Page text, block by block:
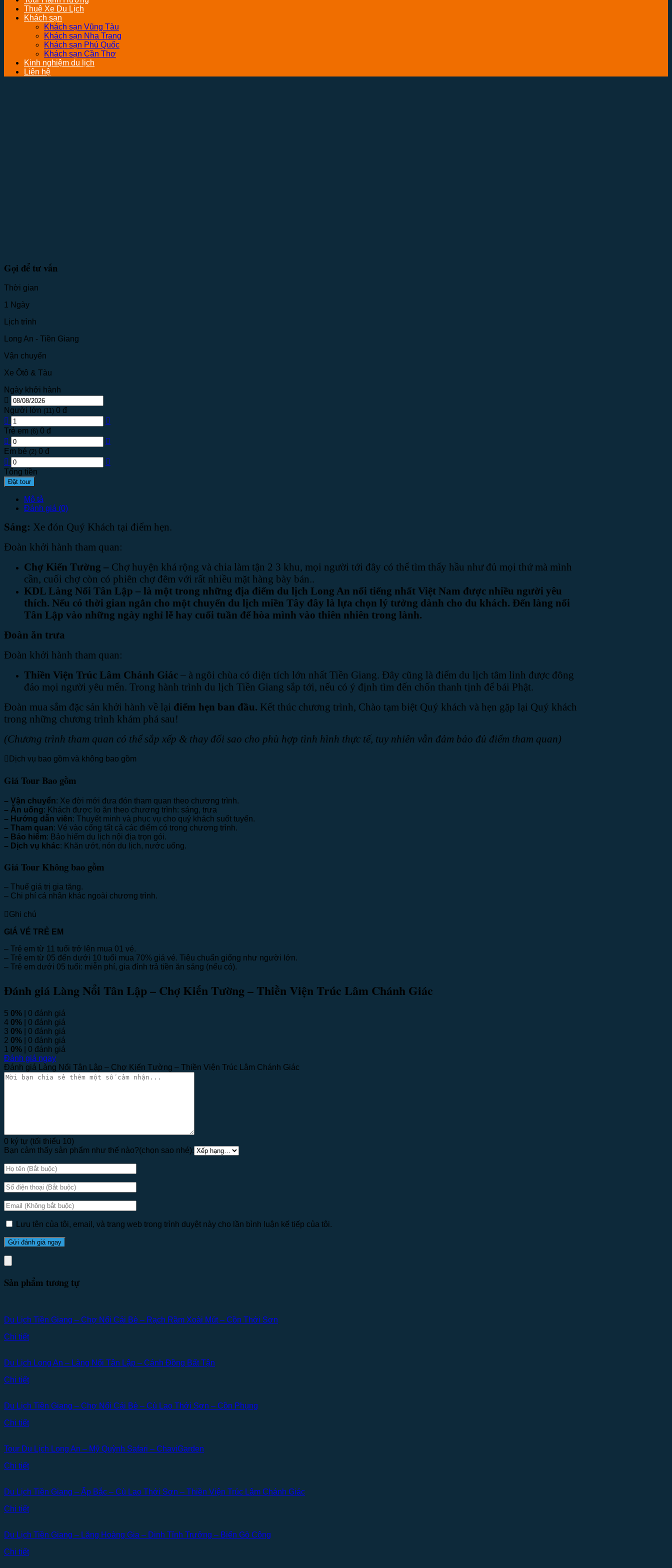
Thuê Xe Du Lịch
Khách sạn
Khách sạn Vũng Tàu
Khách sạn Nha Trang
Khách sạn Phú Quốc
Khách sạn Cần Thơ
Kinh nghiệm du lịch
Liên hệ
Gọi để tư vấn
Thời gian
1 Ngày
Lịch trình
Long An - Tiền Giang
Vận chuyển
Xe Ôtô & Tàu
Ngày khởi hành
Người lớn (11) 0 đ
Trẻ em (6) 0 đ
Em bé (2) 0 đ
Tổng tiền
Đặt tour
Mô tả
Đánh giá (0)
Sáng: Xe đón Quý Khách tại điểm hẹn.
Đoàn khởi hành tham quan:
Chợ Kiến Tường – Chợ huyện khá rộng và chia làm tận 2 3 khu, mọi người tới đây có thể tìm thấy hầu như đủ mọi thứ mà mình
cần, cuối chợ còn có phiên chợ đêm với rất nhiều mặt hàng bày bán..
KDL Làng Nổi Tân Lập – là một trong những địa điểm du lịch Long An nổi tiếng nhất Việt Nam được nhiều người yêu
thích. Nếu có thời gian ngắn cho một chuyến du lịch miền Tây đây là lựa chọn lý tưởng dành cho du khách. Đến làng nổi
Tân Lập vào những ngày nghỉ lễ hay cuối tuần để hòa mình vào thiên nhiên trong lành.
Đoàn ăn trưa
Đoàn khởi hành tham quan:
Thiền Viện Trúc Lâm Chánh Giác – à ngôi chùa có diện tích lớn nhất Tiền Giang. Đây cũng là điểm du lịch tâm linh được đông
đảo mọi người yêu mến. Trong hành trình du lịch Tiền Giang sắp tới, nếu có ý định tìm đến chốn thanh tịnh để bái Phật.
Đoàn mua sắm đặc sản khởi hành về lại điểm hẹn ban đầu. Kết thúc chương trình, Chào tạm biệt Quý khách và hẹn gặp lại Quý khách
trong những chương trình khám phá sau!
(Chương trình tham quan có thể sắp xếp & thay đổi sao cho phù hợp tình hình thực tế, tuy nhiên vẫn đảm bảo đủ điểm tham quan)
Dịch vụ bao gồm và không bao gồm
Giá Tour Bao gồm
– Vận chuyển: Xe đời mới đưa đón tham quan theo chương trình.
– Ăn uống: Khách được lo ăn theo chương trình: sáng, trưa
– Hướng dẫn viên: Thuyết minh và phục vụ cho quý khách suốt tuyến.
– Tham quan: Vé vào cổng tất cả các điểm có trong chương trình.
– Bảo hiểm: Bảo hiểm du lịch nội địa trọn gói.
– Dịch vụ khác: Khăn ướt, nón du lịch, nước uống.
Giá Tour Không bao gồm
– Thuế giá trị gia tăng.
– Chi phí cá nhân khác ngoài chương trình.
Ghi chú
GIÁ VÉ TRẺ EM
– Trẻ em từ 11 tuổi trở lên mua 01 vé.
– Trẻ em từ 05 đến dưới 10 tuổi mua 70% giá vé. Tiêu chuẩn giống như người lớn.
– Trẻ em dưới 05 tuổi: miễn phí, gia đình trả tiền ăn sáng (nếu có).
Đánh giá Làng Nổi Tân Lập – Chợ Kiến Tường – Thiền Viện Trúc Lâm Chánh Giác
5 0% | 0 đánh giá
4 0% | 0 đánh giá
3 0% | 0 đánh giá
2 0% | 0 đánh giá
1 0% | 0 đánh giá
Đánh giá ngay
Đánh giá Làng Nổi Tân Lập – Chợ Kiến Tường – Thiền Viện Trúc Lâm Chánh Giác
0 ký tự (tối thiểu 10)
Bạn cảm thấy sản phẩm như thế nào?(chọn sao nhé):
Lưu tên của tôi, email, và trang web trong trình duyệt này cho lần bình luận kế tiếp của tôi.
Sản phẩm tương tự
Du Lịch Tiền Giang – Chợ Nổi Cái Bè – Rạch Rầm Xoài Mút – Cồn Thới Sơn
Chi tiết
Du Lịch Long An – Làng Nổi Tân Lập – Cánh Đồng Bất Tận
Chi tiết
Du Lịch Tiền Giang – Chợ Nổi Cái Bè – Cù Lao Thới Sơn – Cồn Phụng
Chi tiết
Tour Du Lịch Long An – Mỹ Quỳnh Safari – ChaviGarden
Chi tiết
Du Lịch Tiền Giang – Ấp Bắc – Cù Lao Thới Sơn – Thiền Viện Trúc Lâm Chánh Giác
Chi tiết
Du Lịch Tiền Giang – Lăng Hoàng Gia – Dinh Tỉnh Trưởng – Biển Gò Công
Chi tiết